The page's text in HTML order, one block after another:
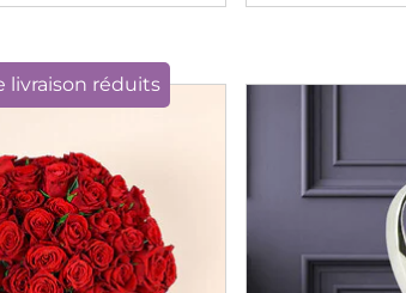
livraison réduits